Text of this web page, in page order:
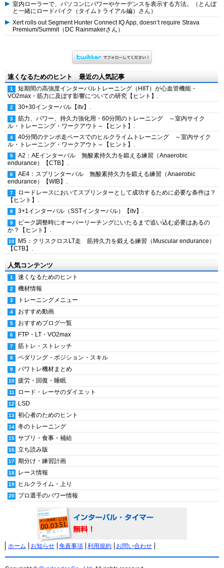
室内ローラーで、パソコンにパワーやケーデンスを表示する方法。（とんぼ
と一緒にロードバイク（タイムトライアル編）さん）
Xert rolls out Segment Hunter Connect IQ App, doesn’t require Strava
Premium/Summit（DC Rainmakerさん）
速くなるためのヒント 最近の人気記事
短期間の高強度インターバルトレーニング（HIIT）が心血管機能・
VO2max・筋力に及ぼす影響についての研究【ヒント】.
30+30インターバル【itv】.
筋力、パワー、持久力強化用・60分間のトレーニング ～室内サイク
ル・トレーニング・ワークアウト～【ヒント】.
40分間のテンポ走ペースでのヒルクライムトレーニング ～室内サイク
ル・トレーニング・ワークアウト～【ヒント】.
A2：AEインターバル 無酸素持久力を鍛える練習（Anaerobic
endurance）【CTB】.
AE4：スプリンターバル 無酸素持久力を鍛える練習（Anaerobic
endurance）【WIB】.
ロードレースにおいてスプリンターとして成功するために必要な条件は？
【ヒント】.
3+1インターバル（SSTインターバル）【itv】.
ピーク調整時にオーバーリーチングにいたるまで追い込む必要はあるの
か？【ヒント】.
M5：クリスクロスLT走 筋持久力を鍛える練習（Muscular endurance）
【CTB】.
人気コンテンツ
速くなるためのヒント
機材情報
トレーニングメニュー
おすすめ動画
おすすめブログ一覧
FTP・LT・VO2max
筋トレ・ストレッチ
ペダリング・ポジション・スキル
パワトレ機材まとめ
疲労・回復・睡眠
ロード・レーサのダイエット
LSD
初心者のためのヒント
冬のトレーニング
サプリ・食事・補給
立ち読み版
期分け・練習計画
レース情報
ヒルクライム・上り
プロ選手のパワー情報
ホーム お知らせ 免責事項 利用規約 お問い合わせ